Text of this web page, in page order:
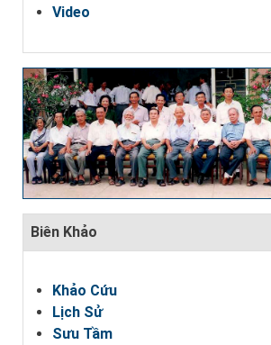
Video
Biên Khảo
Khảo Cứu
Lịch Sử
Sưu Tầm